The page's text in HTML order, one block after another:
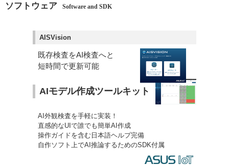
ソフトウェア Software and SDK
AISVision
既存検査をAI検査へと
短時間で更新可能
AIモデル作成ツールキット
AI外観検査を手軽に実装！
直感的なUIで誰でも簡単AI作成
操作ガイドを含む日本語ヘルプ完備
自作ソフト上でAI推論するためのSDK付属